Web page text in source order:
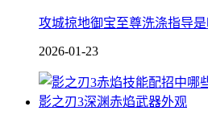
攻城掠地御宝至尊洗涤指导
2026-01-23